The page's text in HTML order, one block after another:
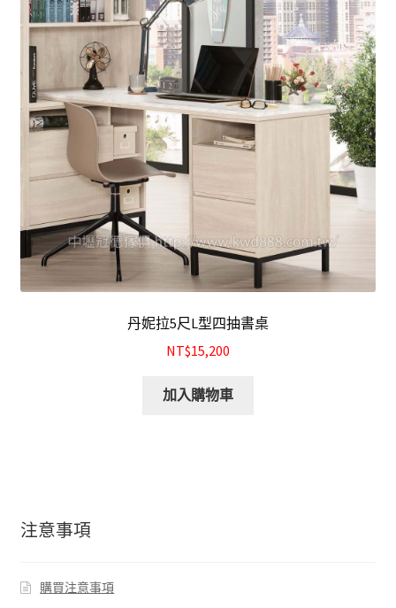
丹妮拉5尺L型四抽書桌
NT$15,200
加入購物車
注意事項
購買注意事項